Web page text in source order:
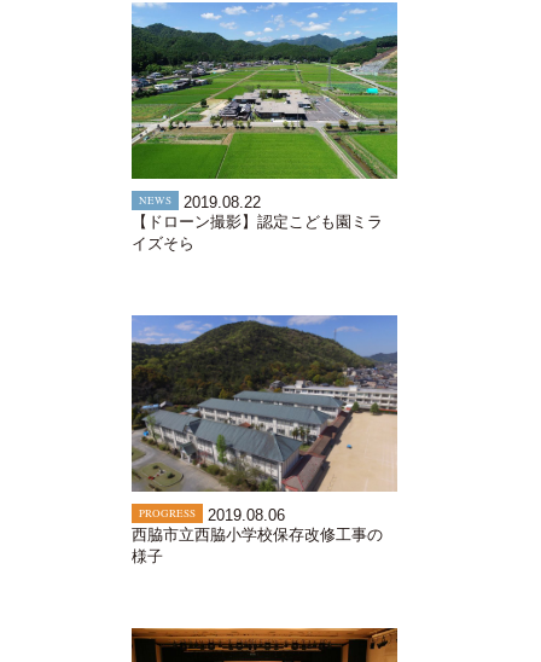
NEWS
2019.08.22
【ドローン撮影】認定こども園ミラ
イズそら
PROGRESS
2019.08.06
西脇市立西脇小学校保存改修工事の
様子